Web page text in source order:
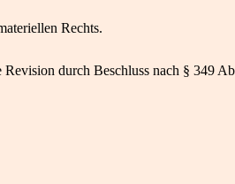
Rechts.
durch Beschluss nach § 349